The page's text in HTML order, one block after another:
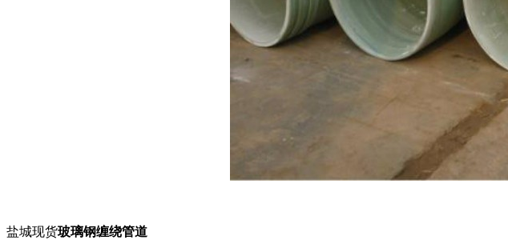
盐城现货玻璃钢缠绕管道